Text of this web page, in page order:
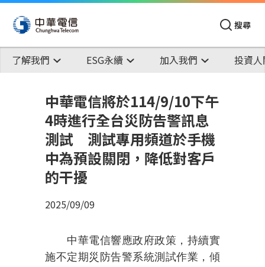
搜尋
了解我們 ESG永續 加入我們 投資
中華電信將於114/9/10下午
4時進行全台災防告警訊息
測試 測試專用頻道於手機
中為預設關閉，降低對客戶
的干擾
2025/09/09
中華電信響應政府政策，持續實
施不定期災防告警系統測試作業，傾